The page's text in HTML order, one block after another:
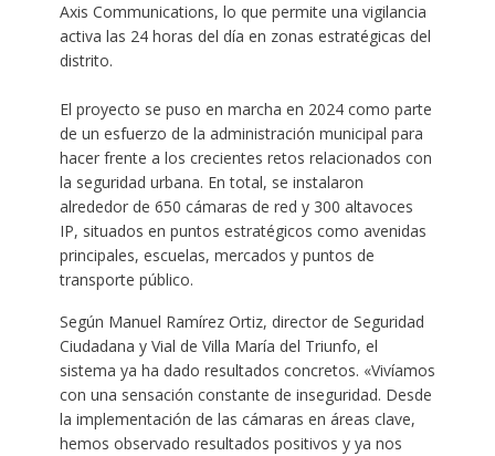
Axis Communications, lo que permite una vigilancia
activa las 24 horas del día en zonas estratégicas del
distrito.
El proyecto se puso en marcha en 2024 como parte
de un esfuerzo de la administración municipal para
hacer frente a los crecientes retos relacionados con
la seguridad urbana. En total, se instalaron
alrededor de 650 cámaras de red y 300 altavoces
IP, situados en puntos estratégicos como avenidas
principales, escuelas, mercados y puntos de
transporte público.
Según Manuel Ramírez Ortiz, director de Seguridad
Ciudadana y Vial de Villa María del Triunfo, el
sistema ya ha dado resultados concretos. «Vivíamos
con una sensación constante de inseguridad. Desde
la implementación de las cámaras en áreas clave,
hemos observado resultados positivos y ya nos